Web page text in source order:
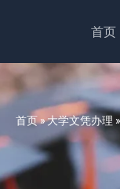
首页
首页»大学文凭办理 »